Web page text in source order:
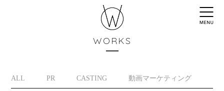
WORKS
ALL PR CASTING 動画マーケティング